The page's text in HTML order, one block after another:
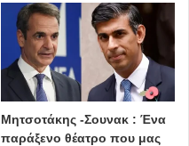
Μητσοτάκης -Σουνακ : Ένα
παράξενο θέατρο που μας